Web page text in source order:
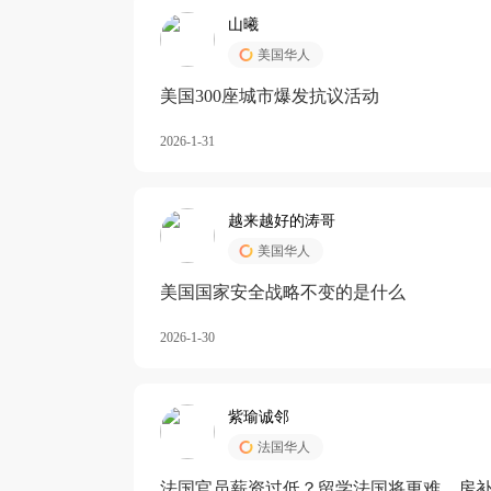
山曦
美国华人
美国300座城市爆发抗议活动
2026-1-31
越来越好的涛哥
美国华人
美国国家安全战略不变的是什么
2026-1-30
紫瑜诚邻
法国华人